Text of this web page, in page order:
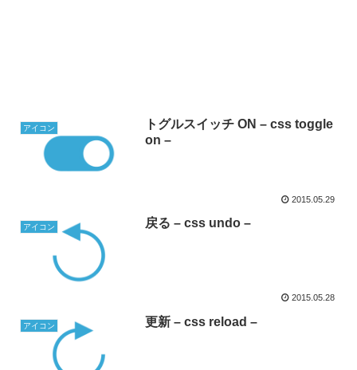
アイコン
トグルスイッチ ON – css toggle
on –
2015.05.29
アイコン 戻る – css undo –
2015.05.28
アイコン 更新 – css reload –